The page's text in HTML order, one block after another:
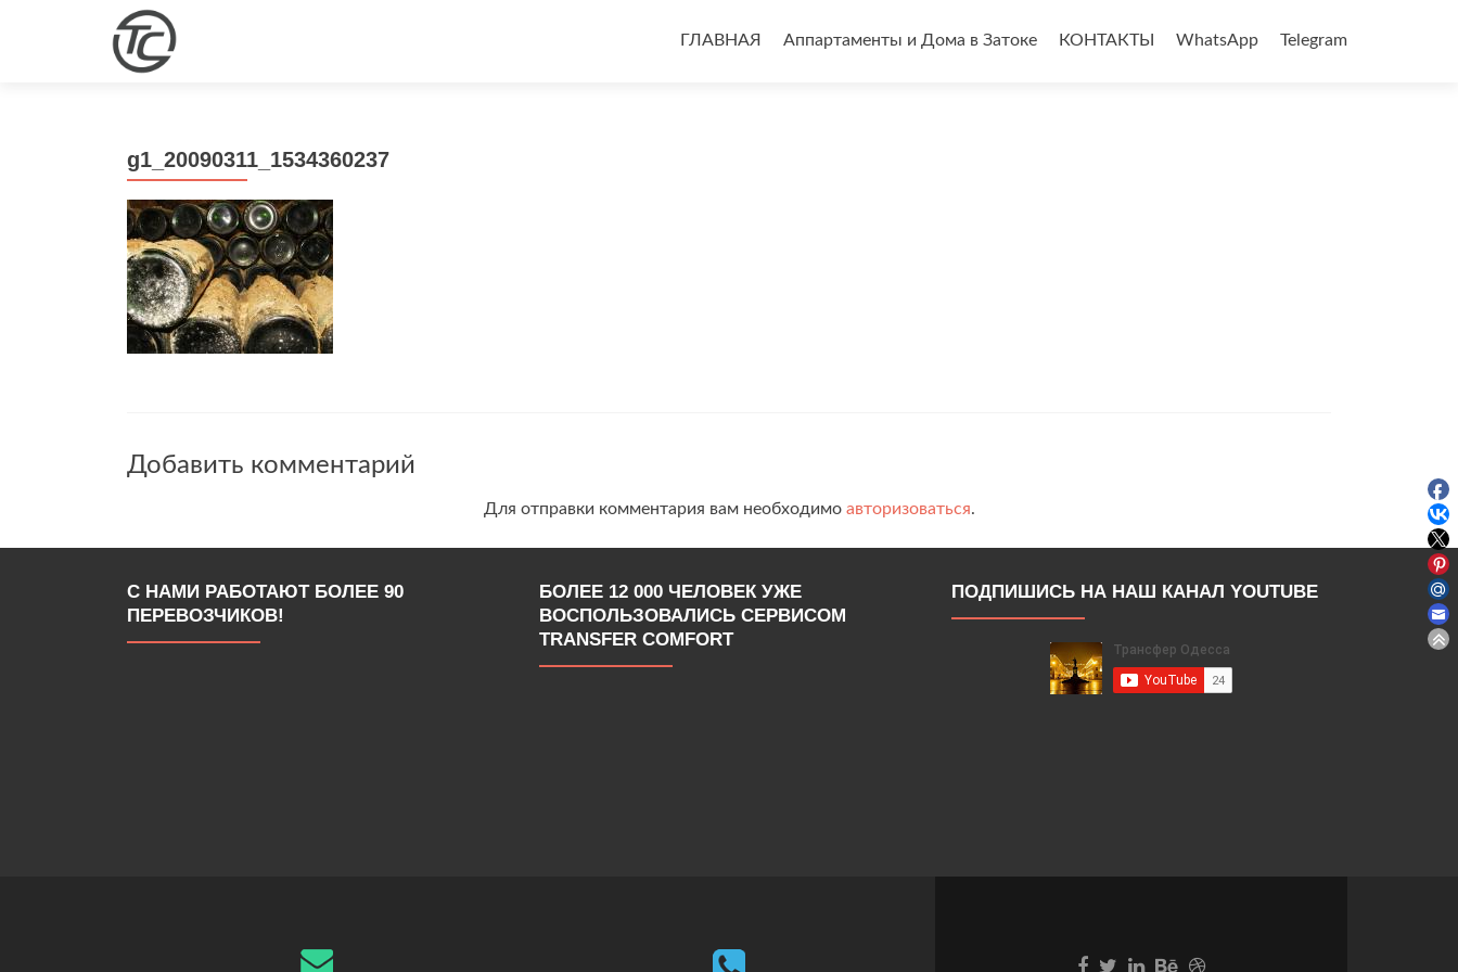
кГЛАВНАЯ Аппартаменты и Дома в Затоке КОНТАКТЫ WhatsApp Telegram
g1_20090311_1534360237
Добавить комментарий
Для отправки комментария вам необходимо авторизоваться.
С НАМИ РАБОТАЮТ БОЛЕЕ 90
ПЕРЕВОЗЧИКОВ!
БОЛЕЕ 12 000 ЧЕЛОВЕК УЖЕ
ВОСПОЛЬЗОВАЛИСЬ СЕРВИСОМ
TRANSFER COMFORT
ПОДПИШИСЬ НА НАШ КАНАЛ YOUTUBE
Go Go Go Go Go